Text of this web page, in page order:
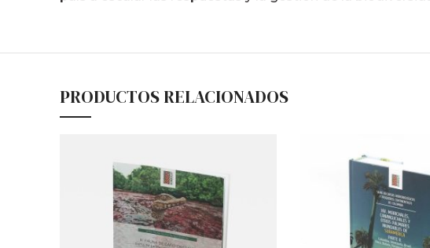
PRODUCTOS RELACIONADOS